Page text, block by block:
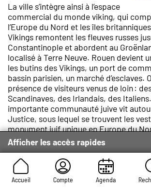
Accueil Compte Agenda
Afficher les accès rapides
La ville s’intègre ainsi à l’espace
commercial du monde viking, qui
l’Europe du Nord et les îles
Vikings remontent les fleuves russes
Constantinople et abordent au
localisé à Terre Neuve. Rouen devient
les butins des Vikings, un port de
bassin parisien, un marché d’esclaves.
présence de visiteurs venus de loin :
Scandinaves, des Irlandais, des
importante communauté juive vit
Justice, sous lequel se trouvent les
monument juif unique en Europe du
La conquête de l’Angleterre par le duc
Guillaume le Conquérant en 1066 lie
normande vers ce pays, puis vers
l’époque où Henri II Plantagenêt règne
territoires s’étendant de l’Aquitaine aux